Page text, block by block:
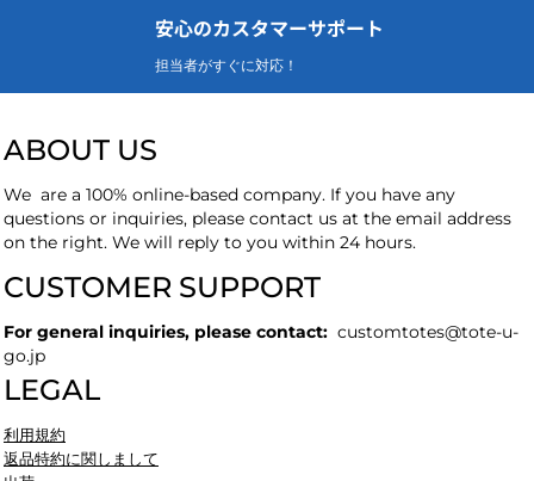
安心のカスタマーサポート
担当者がすぐに対応！
ABOUT US
We are a 100% online-based company. If you have any
questions or inquiries, please contact us at the email address
on the right. We will reply to you within 24 hours.
CUSTOMER SUPPORT
For general inquiries, please contact: customtotes@tote-u-
go.jp
LEGAL
利用規約
返品特約に関しまして